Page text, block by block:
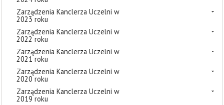
Zarządzenia Kanclerza Uczelni w
2023 roku
Zarządzenia Kanclerza Uczelni w
2022 roku
Zarządzenia Kanclerza Uczelni w
2021 roku
Zarządzenia Kanclerza Uczelni w
2020 roku
Zarządzenia Kanclerza Uczelni w
2019 roku